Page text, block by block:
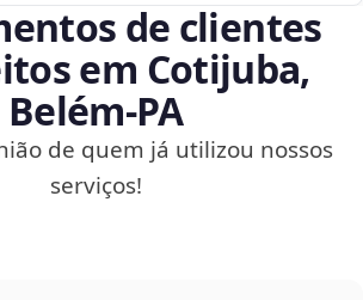
de clientes
em Cotijuba,
Belém‑PA
de quem já utilizou nossos
serviços!